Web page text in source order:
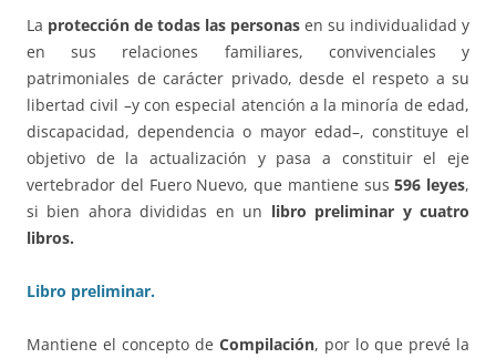
La protección de todas las personas en su individualidad y
en sus relaciones familiares, convivenciales y
patrimoniales de carácter privado, desde el respeto a su
libertad civil –y con especial atención a la minoría de edad,
discapacidad, dependencia o mayor edad–, constituye el
objetivo de la actualización y pasa a constituir el eje
vertebrador del Fuero Nuevo, que mantiene sus 596 leyes,
si bien ahora divididas en un libro preliminar y cuatro
libros.
Libro preliminar.
Mantiene el concepto de Compilación, por lo que prevé la